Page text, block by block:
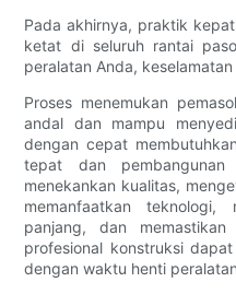
Pada akhirnya, praktik
ketat di seluruh rantai
peralatan Anda,
Proses menemukan
andal dan mampu
dengan cepat
tepat dan pembangunan
menekankan kualitas,
memanfaatkan teknologi,
panjang, dan
profesional konstruksi
dengan waktu henti